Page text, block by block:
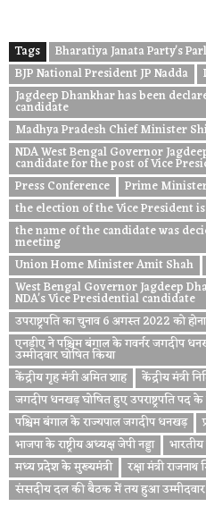
Tags
Bharatiya Janata Party's
BJP National President JP Nadda
Jagdeep Dhankhar has been
candidate
Madhya Pradesh Chief Minister
NDA West Bengal Governor
candidate for the post of Vice
Press Conference
Prime
the election of the Vice President
the name of the candidate was
meeting
Union Home Minister Amit Shah
West Bengal Governor Jagdeep
NDA's Vice Presidential candidate
उपराष्ट्रपति का चुनाव 6 अगस्त 2022 को
एनडीए ने पश्चिम बंगाल के गवर्नर जगदीप
उम्मीदवार घोषित किया
केंद्रीय गृह मंत्री अमित शाह
केंद्रीय मंत्री
जगदीप धनखड़ घोषित हुए उपराष्ट्रपति पद के
पश्चिम बंगाल के राज्यपाल जगदीप धनखड़
भाजपा के राष्ट्रीय अध्यक्ष जेपी नड्डा
मध्य प्रदेश के मुख्यमंत्री
रक्षा मंत्री राजनाथ
संसदीय दल की बैठक में तय हुआ उम्मीदवार